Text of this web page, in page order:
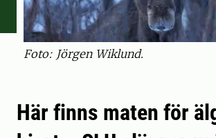
Foto: Jörgen Wiklund.
Här finns maten för